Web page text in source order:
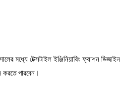
মধ্যে টেক্সটাইল ইঞ্জিনিয়ারিং ফ্যাশন
করতে পারবেন।